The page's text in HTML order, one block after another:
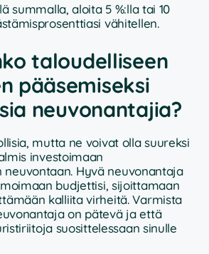
summalla, aloita 5 %:lla tai 10
vähitellen.
taloudelliseen
pääsemiseksi
neuvonantajia?
mutta ne voivat olla suureksi
investoimaan
Hyvä neuvonantaja
budjettisi, sijoittamaan
kalliita virheitä. Varmista
on pätevä ja että
suosittelessaan sinulle